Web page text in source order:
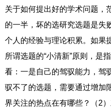
关于如何提出好的学术问题，
的一半，坏的选研究选题是失
个人的经验与理论积累。如果
所谓选题的“小清新”原则，是
看：一是自己的驾驭能力，驾
驭不了的选题，需要通过增加
界关注的热点在有哪些？（2